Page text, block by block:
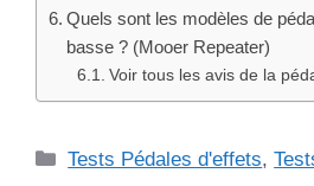
Quels sont les modèles de
basse ? (Mooer Repeater)
Voir tous les avis de la
Catégories
Tests Pédales d'effets,